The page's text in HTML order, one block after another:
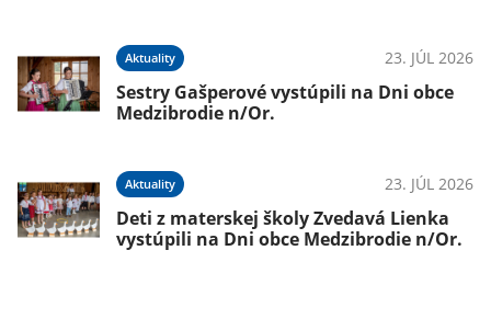
Aktuality 23. JÚL 2026
Sestry Gašperové vystúpili na Dni obce
Medzibrodie n/Or.
Aktuality 23. JÚL 2026
Deti z materskej školy Zvedavá Lienka
vystúpili na Dni obce Medzibrodie n/Or.